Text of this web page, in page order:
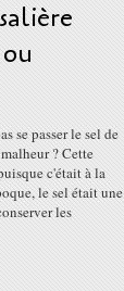
se passer le sel de
? Cette
c'était à la
le sel était une
les